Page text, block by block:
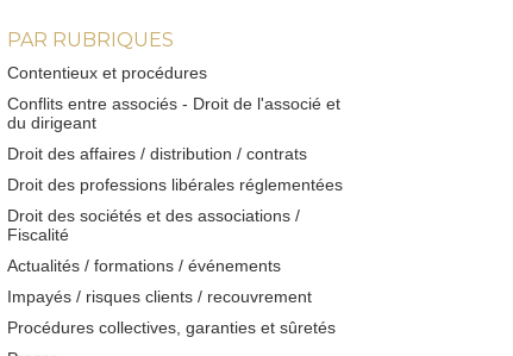
PAR RUBRIQUES
Contentieux et procédures
Conflits entre associés - Droit de l'associé et
du dirigeant
Droit des affaires / distribution / contrats
Droit des professions libérales réglementées
Droit des sociétés et des associations /
Fiscalité
Actualités / formations / événements
Impayés / risques clients / recouvrement
Procédures collectives, garanties et sûretés